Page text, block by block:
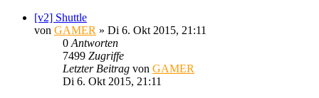
[v2] Shuttle
von GAMER » Di 6. Okt 2015, 21:11
0 Antworten
7499 Zugriffe
Letzter Beitrag von GAMER
Di 6. Okt 2015, 21:11